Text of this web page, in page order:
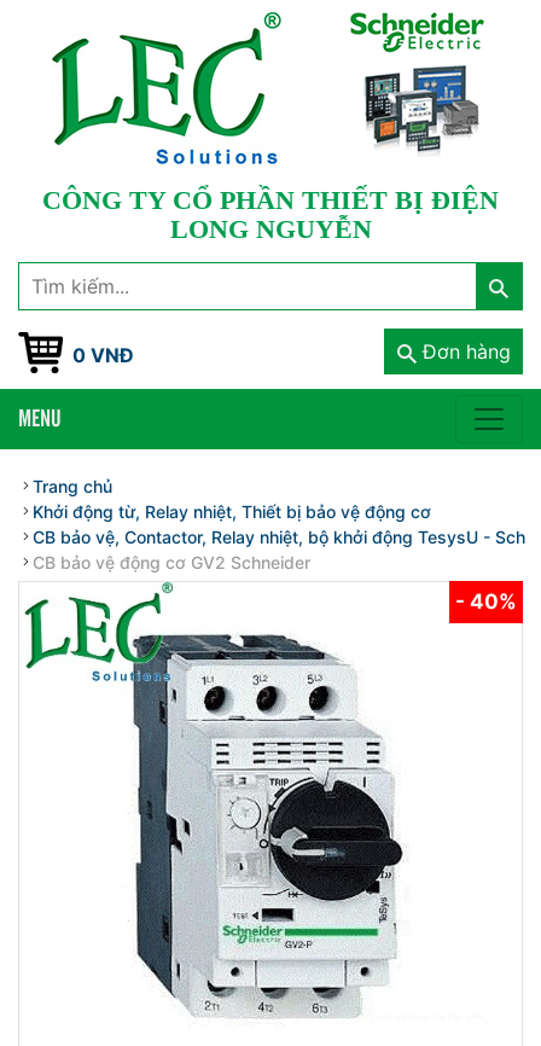
CÔNG TY CỔ PHẦN THIẾT BỊ ĐIỆN
LONG NGUYỄN
0 VNĐ Đơn hàng
MENU
Trang chủ
Khởi động từ, Relay nhiệt, Thiết bị bảo vệ động cơ
CB bảo vệ, Contactor, Relay nhiệt, bộ khởi động TesysU -
CB bảo vệ động cơ GV2 Schneider
- 40%